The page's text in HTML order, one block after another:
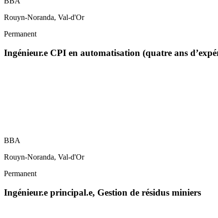
Rouyn-Noranda, Val-d'Or
Permanent
Ingénieur.e CPI en automatisation (quatre ans
BBA
Rouyn-Noranda, Val-d'Or
Permanent
Ingénieur.e principal.e, Gestion de résidus miniers